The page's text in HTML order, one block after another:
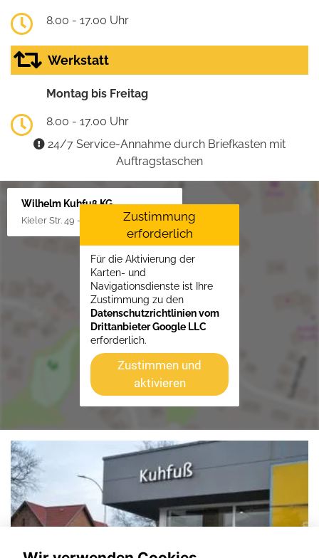
8.00 - 17.00 Uhr
Werkstatt
Montag bis Freitag
8.00 - 17.00 Uhr
24/7 Service-Annahme durch Briefkasten mit
Auftragstaschen
Wilhelm Kuhfuß KG
Kieler Str. 49 - 51, 25451 Quickborn
Zustimmung
erforderlich
Für die Aktivierung der
Karten- und
Navigationsdienste ist Ihre
Zustimmung zu den
Datenschutzrichtlinien vom
Drittanbieter Google LLC
erforderlich.
Zustimmen und
aktivieren